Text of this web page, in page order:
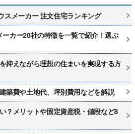
スメーカー 注文住宅ランキング
カー20社の特徴を一覧で紹介！選ぶ
抑えながら理想の住まいを実現する方
築費や土地代、坪別費用などを解説
？メリットや固定資産税・値段など8